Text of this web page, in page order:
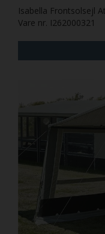
Isabella Frontsolsejl
Vare nr. I262000321